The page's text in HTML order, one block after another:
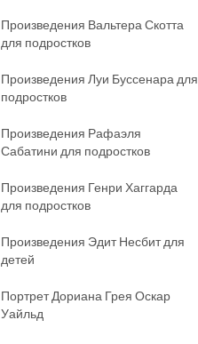
Произведения Вальтера Скотта
для подростков
Произведения Луи Буссенара для
подростков
Произведения Рафаэля
Сабатини для подростков
Произведения Генри Хаггарда
для подростков
Произведения Эдит Несбит для
детей
Портрет Дориана Грея Оскар
Уайльд